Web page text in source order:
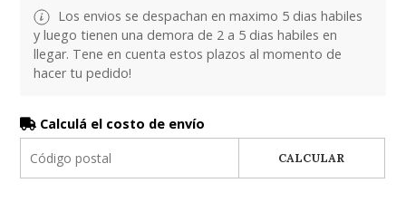
Los envios se despachan en maximo 5 dias habiles
y luego tienen una demora de 2 a 5 dias habiles en
llegar. Tene en cuenta estos plazos al momento de
hacer tu pedido!
Calculá el costo de envío
CALCULAR